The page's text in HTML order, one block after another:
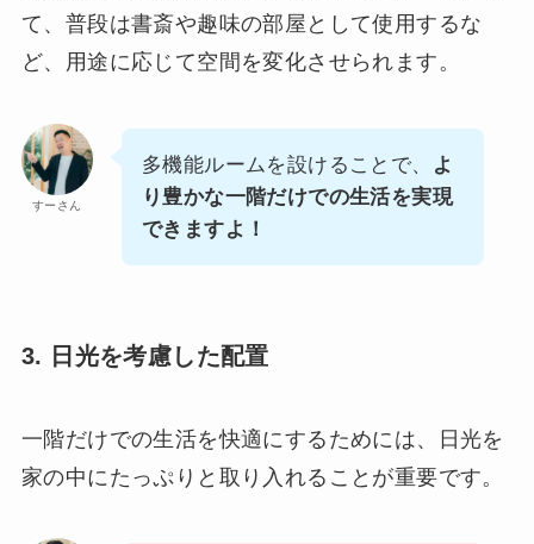
て、普段は書斎や趣味の部屋として使用するな
ど、用途に応じて空間を変化させられます。
すーさん
多機能ルームを設けることで、
よ
り豊かな一階だけでの生活を実現
できますよ！
3. 日光を考慮した配置
一階だけでの生活を快適にするためには、日光を
家の中にたっぷりと取り入れることが重要です。